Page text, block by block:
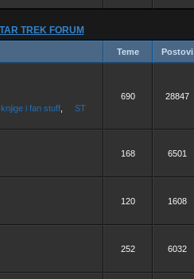
TREK FORUM
Teme Postovi
i fan stuff
ST
690 28847
168 6501
120 1608
252 6032